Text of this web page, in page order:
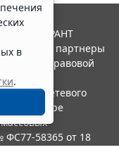
в
.
ГАРАНТ
и ее партнеры
правовой
сетевого
в сфере
ФС77-58365 от 18